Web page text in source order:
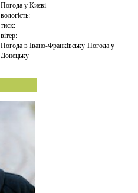
Погода уКиєві
вологість:
тиск:
вітер:
Погода в Івано-Франківську Погода у
Донецьку